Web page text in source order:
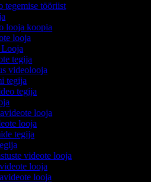
tegemise tööriist
looja koopia
looja
Looja
tegija
videolooja
tegija
tegija
looja
looja
tegija
videote looja
looja
looja